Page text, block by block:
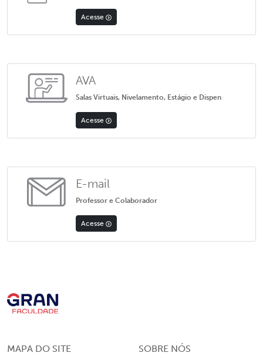
Acesse
AVA
Salas Virtuais, Nivelamento, Estágio e Dispen
Acesse
E-mail
Professor e Colaborador
Acesse
MAPA DO SITE SOBRE NÓS